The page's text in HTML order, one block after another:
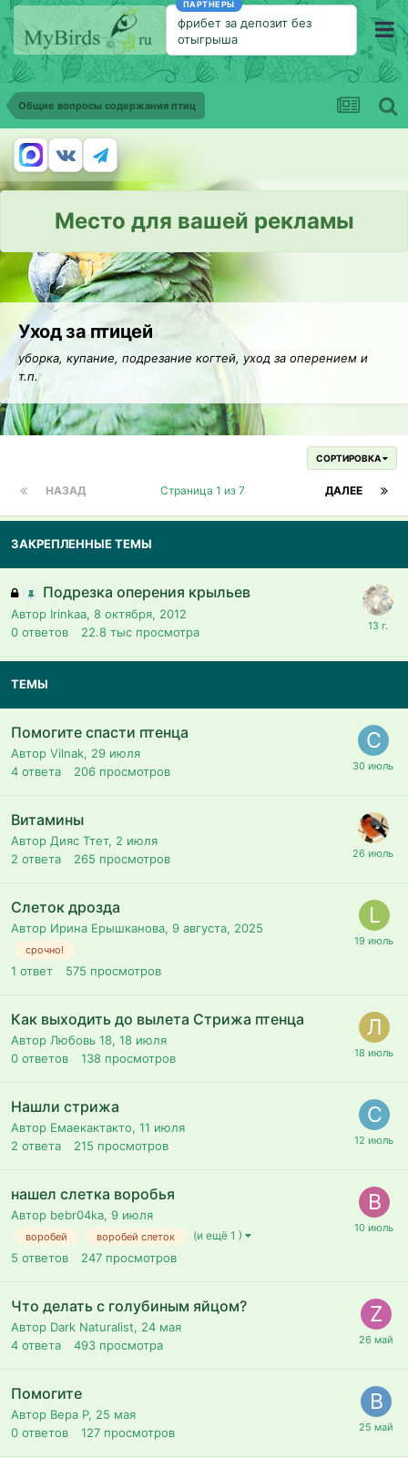
ПАРТНЕРЫ
фрибет за депозит без
отыгрыша
Общие вопросы содержания птиц
Место для вашей рекламы
Уход за птицей
уборка, купание, подрезание когтей, уход за оперением и
т.п.
СОРТИРОВКА
НАЗАД ДАЛЕЕ
Страница 1 из 7
ЗАКРЕПЛЕННЫЕ ТЕМЫ
Подрезка оперения крыльев
Автор Irinkaa, 8 октября, 2012
0 ответов 22.8 тыс просмотра
ТЕМЫ
Помогите спасти птенца
Автор Vilnak, 29 июля
4 ответа 206 просмотров
Витамины
Автор Дияс Ттет, 2 июля
2 ответа 265 просмотров
Слеток дрозда
Автор Ирина Ерышканова, 9 августа, 2025
срочно!
1 ответ 575 просмотров
Как выходить до вылета Стрижа птенца
Автор Любовь 18, 18 июля
0 ответов 138 просмотров
Нашли стрижа
Автор Емаекактакто, 11 июля
2 ответа 215 просмотров
нашел слетка воробья
Автор bebr04ka, 9 июля
воробей воробей слеток (и ещё 1 )
5 ответов 247 просмотров
Что делать с голубиным яйцом?
Автор Dark Naturalist, 24 мая
4 ответа 493 просмотра
Помогите
Автор Вера Р, 25 мая
0 ответов 127 просмотров